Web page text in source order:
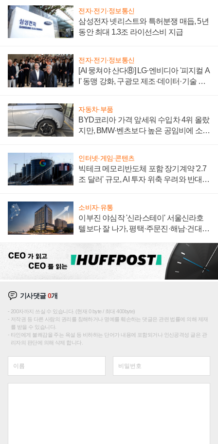
전자·전기·정보통신
삼성전자 넷리스트와 특허분쟁 매듭, 5년
동안 최대 1.3조 라이선스비 지급
전자·전기·정보통신
[AI 뭉쳐야 산다⑧] LG·엔비디아 '피지컬 A
I' 동맹 강화, 구광모 제조·데이터·기술 결
자동차·부품
BYD코리아 가격 앞세워 수입차 4위 올랐
지만, BMW·벤츠보다 높은 공임비에 소비
인터넷·게임·콘텐츠
빅테크 메모리반도체 포함 장기계약 '2.7
조 달러' 규모, AI 투자 위축 우려와 반대
소비자·유통
이부진 야심작 '신라스테이' 서울신라호
텔보다 잘 나가, 평택·주문진·해남·건대로
기사댓글0개
200자까지 쓰실 수 있습니다. (현재 0 byte / 최대 400byte)
저작권 등 다른 사람의 권리를 침해하거나 명예를 훼손하는 댓글은 관련 법률에 의해 제재
를 받을 수 있습니다.
타인에게 불쾌감을 주는 욕설 등 비하하는 단어가 내용에 포함되거나 인신공격성 글은 관
리자의 판단에 의해 삭제 합니다.